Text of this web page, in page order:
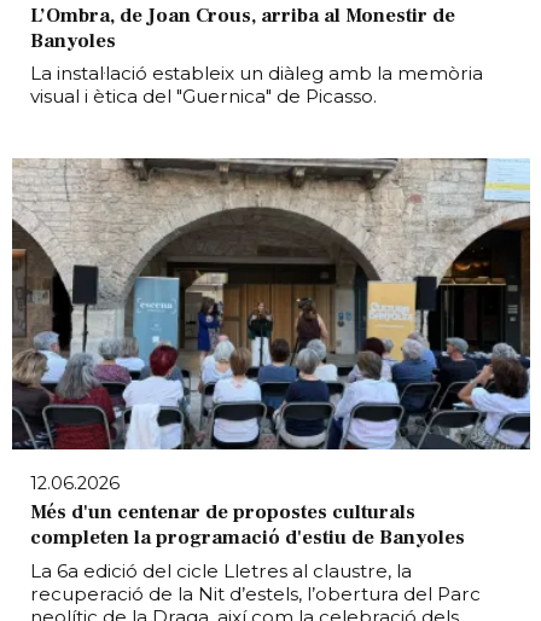
L’Ombra, de Joan Crous, arriba al Monestir de
Banyoles
La instal·lació estableix un diàleg amb la memòria
visual i ètica del "Guernica" de Picasso.
12.06.2026
Més d'un centenar de propostes culturals
completen la programació d'estiu de Banyoles
La 6a edició del cicle Lletres al claustre, la
recuperació de la Nit d’estels, l’obertura del Parc
neolític de la Draga, així com la celebració dels